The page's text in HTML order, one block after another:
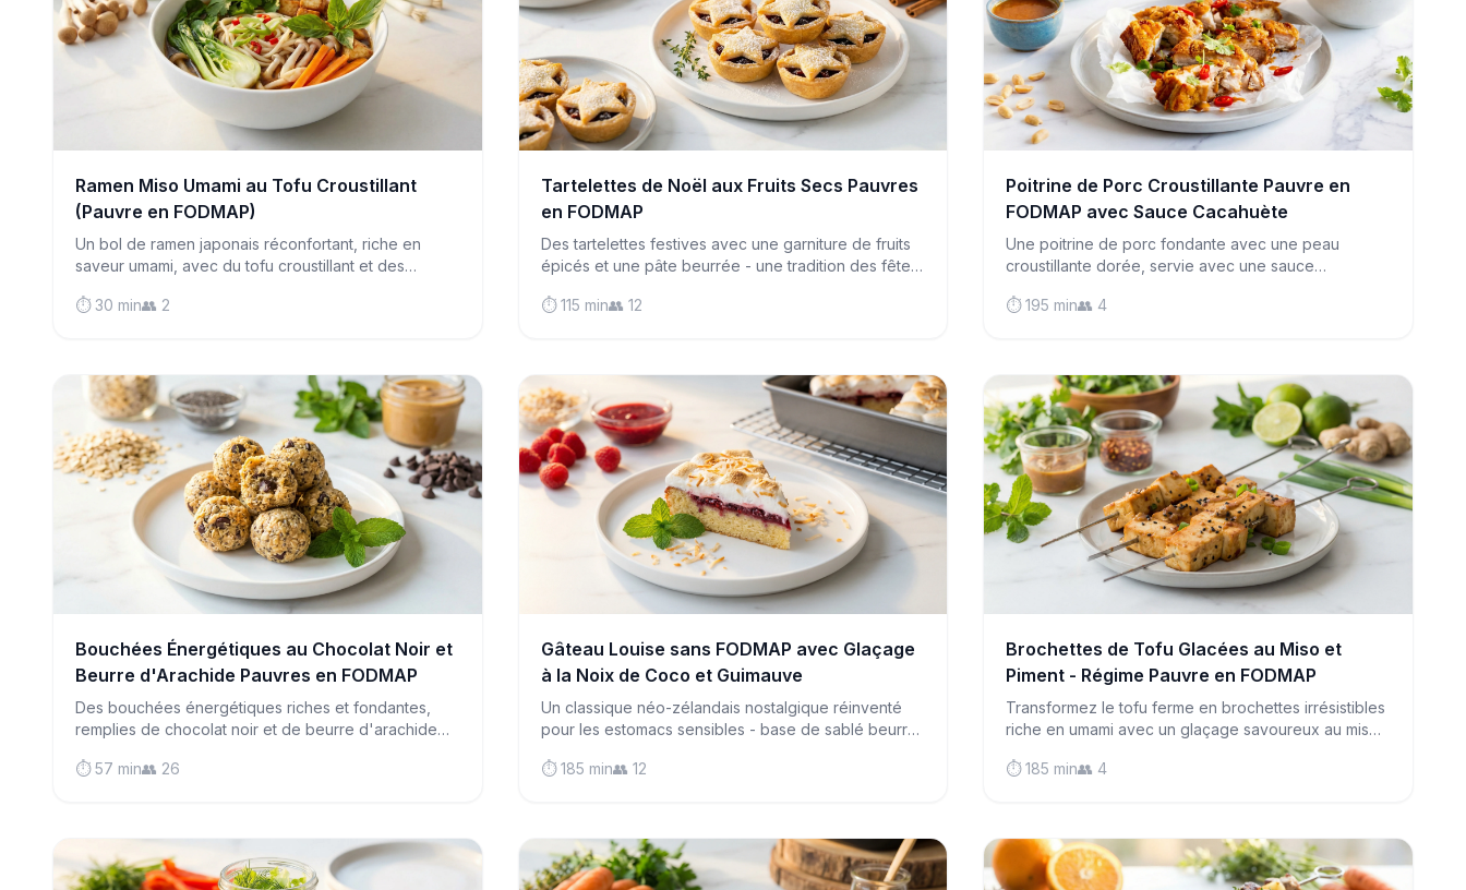
Ramen Miso Umami au Tofu Croustillant
(Pauvre en FODMAP)
Un bol de ramen japonais réconfortant, riche en
saveur umami, avec du tofu croustillant et des
respectueux de votre système digestif.
⏱️ 30 min👥 2
Tartelettes de Noël aux Fruits Secs Pauvres
en FODMAP
Des tartelettes festives avec une garniture de fruits
épicés et une pâte beurrée - une tradition des fêtes
irritable sans compromettre la saveur classique de
⏱️ 115 min👥 12
Poitrine de Porc Croustillante Pauvre en
FODMAP avec Sauce Cacahuète
Une poitrine de porc fondante avec une peau
croustillante dorée, servie avec une sauce
Un vrai réconfort qui convient aux personnes
⏱️ 195 min👥 4
Bouchées Énergétiques au Chocolat Noir et
Beurre d'Arachide Pauvres en FODMAP
Des bouchées énergétiques riches et fondantes,
remplies de chocolat noir et de beurre d'arachide—
d'un dessert mais qui vous donne de l'énergie toute
⏱️ 57 min👥 26
Gâteau Louise sans FODMAP avec Glaçage
à la Noix de Coco et Guimauve
Un classique néo-zélandais nostalgique réinventé
pour les estomacs sensibles - base de sablé beurré,
de coco et meringue, entièrement compatible avec
⏱️ 185 min👥 12
Brochettes de Tofu Glacées au Miso et
Piment - Régime Pauvre en FODMAP
Transformez le tofu ferme en brochettes irrésistibles
riche en umami avec un glaçage savoureux au miso
dîners en semaine qui impressionnent.
⏱️ 185 min👥 4